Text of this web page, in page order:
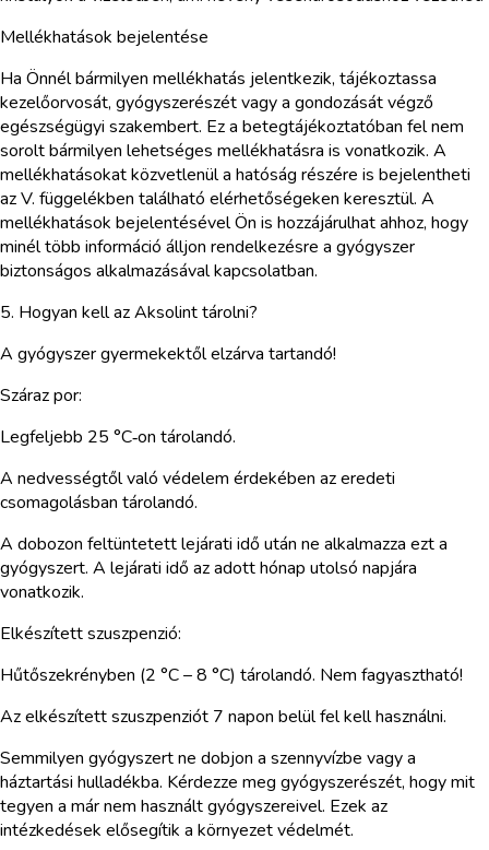
Mellékhatások bejelentése
Ha Önnél bármilyen mellékhatás jelentkezik, tájékoztassa
kezelőorvosát, gyógyszerészét vagy a gondozását végző
egészségügyi szakembert. Ez a betegtájékoztatóban fel nem
sorolt bármilyen lehetséges mellékhatásra is vonatkozik. A
mellékhatásokat közvetlenül a hatóság részére is bejelentheti
az V. függelékben található elérhetőségeken keresztül. A
mellékhatások bejelentésével Ön is hozzájárulhat ahhoz, hogy
minél több információ álljon rendelkezésre a gyógyszer
biztonságos alkalmazásával kapcsolatban.
5. Hogyan kell az Aksolint tárolni?
A gyógyszer gyermekektől elzárva tartandó!
Száraz por:
Legfeljebb 25 °C‑on tárolandó.
A nedvességtől való védelem érdekében az eredeti
csomagolásban tárolandó.
A dobozon feltüntetett lejárati idő után ne alkalmazza ezt a
gyógyszert. A lejárati idő az adott hónap utolsó napjára
vonatkozik.
Elkészített szuszpenzió:
Hűtőszekrényben (2 °C – 8 °C) tárolandó. Nem fagyasztható!
Az elkészített szuszpenziót 7 napon belül fel kell használni.
Semmilyen gyógyszert ne dobjon a szennyvízbe vagy a
háztartási hulladékba. Kérdezze meg gyógyszerészét, hogy mit
tegyen a már nem használt gyógyszereivel. Ezek az
intézkedések elősegítik a környezet védelmét.